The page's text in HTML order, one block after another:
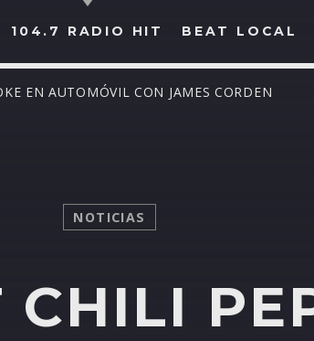
104.7 RADIO HIT BEAT LOCAL
EN RADIO HIT
COMPARTE EN...
Facebook Whatsapp
EN AUTOMÓVIL CON JAMES CORDEN
NOTICIAS
CHILI